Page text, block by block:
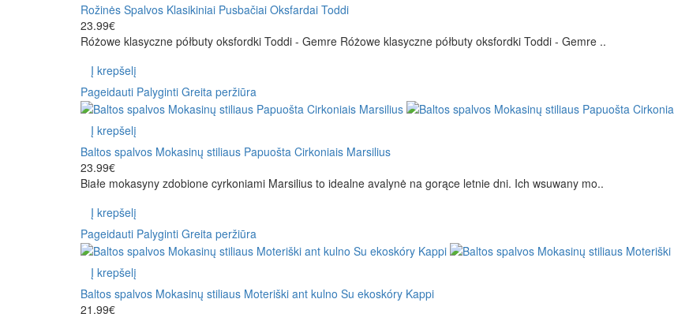
Rožinės Spalvos Klasikiniai Pusbačiai Oksfardai Toddi
23.99€
Różowe klasyczne półbuty oksfordki Toddi - Gemre Różowe klasyczne półbuty oksfordki Toddi - Gemre ..
Į krepšelį
Pageidauti Palyginti Greita peržiūra
Į krepšelį
Baltos spalvos Mokasinų stiliaus Papuošta Cirkoniais Marsilius
23.99€
Białe mokasyny zdobione cyrkoniami Marsilius to idealne avalynė na gorące letnie dni. Ich wsuwany mo..
Į krepšelį
Pageidauti Palyginti Greita peržiūra
Į krepšelį
Baltos spalvos Mokasinų stiliaus Moteriški ant kulno Su ekoskóry Kappi
21.99€